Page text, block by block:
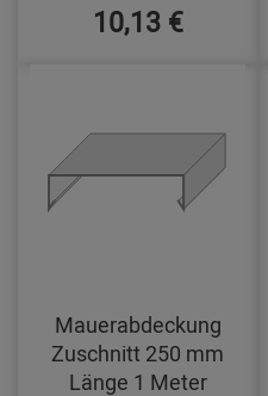
10,13 €
Mauerabdeckung
Zuschnitt 250 mm
Länge 1 Meter